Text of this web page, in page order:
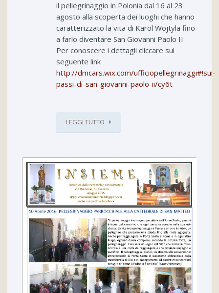
il pellegrinaggio in Polonia dal 16 al 23
agosto alla scoperta dei luoghi che hanno
caratterizzato la vita di Karol Wojtyla fino
a farlo diventare San Giovanni Paolo II
Per conoscere i dettagli cliccare sul
seguente link
http://dmcars.wix.com/ufficiopellegrinaggi#!sui-
passi-di-san-giovanni-paolo-ii/cy6t
LEGGI TUTTO